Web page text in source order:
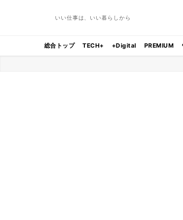
いい仕事は、いい暮らしから
総合トップ TECH+ +Digital PREMIUM